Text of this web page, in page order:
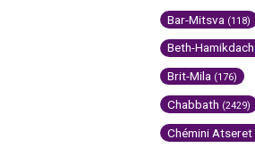
Bar-Mitsva (118)
Beth-Hamikdach
Brit-Mila (176)
Chabbath (2429)
Chémini Atseret